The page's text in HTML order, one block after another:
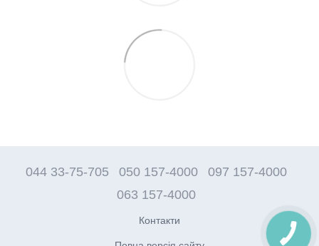
044 33-75-705 050 157-4000
097 157-4000
063 157-4000
Контакти